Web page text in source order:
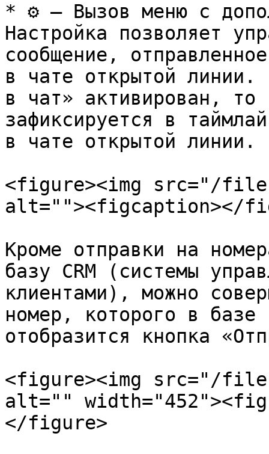
* ⚙️ – Вызов меню с
Настройка позволяет
сообщение,
в чате открытой линии.
в чат» активирован, то
зафиксируется в
в чате открытой линии.
<figure><img src="/
alt=""><figcaption></
Кроме отправки на
базу CRM (системы
клиентами), можно
номер, которого в
отобразится кнопка
<figure><img src="/files/
alt=""
</figure>